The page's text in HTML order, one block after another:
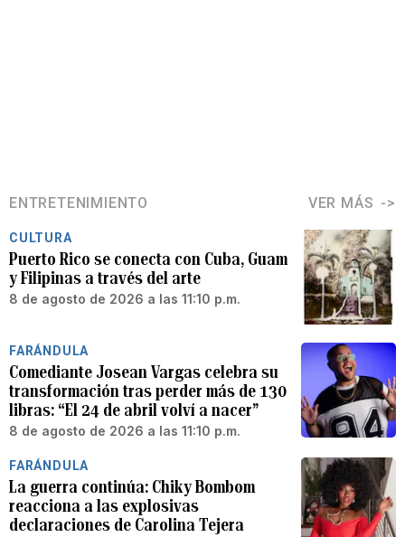
ENTRETENIMIENTO VER MÁS
CULTURA
Puerto Rico se conecta con Cuba, Guam
y Filipinas a través del arte
8 de agosto de 2026 a las 11:10 p.m.
FARÁNDULA
Comediante Josean Vargas celebra su
transformación tras perder más de 130
libras: “El 24 de abril volví a nacer”
8 de agosto de 2026 a las 11:10 p.m.
FARÁNDULA
La guerra continúa: Chiky Bombom
reacciona a las explosivas
declaraciones de Carolina Tejera